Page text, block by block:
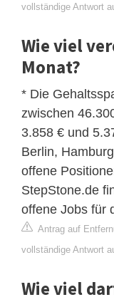
vollständige Antwort
Wie viel
Monat?
* Die
zwischen
3.858 € und
Berlin,
offene
StepStone.de
offene Jobs für
Antrag auf
vollständige Antwort
Wie viel